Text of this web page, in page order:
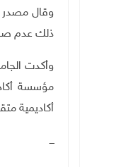
وقال مصدر
ذلك عدم
وأكدت
مؤسسة
أكاديمية
ـــ